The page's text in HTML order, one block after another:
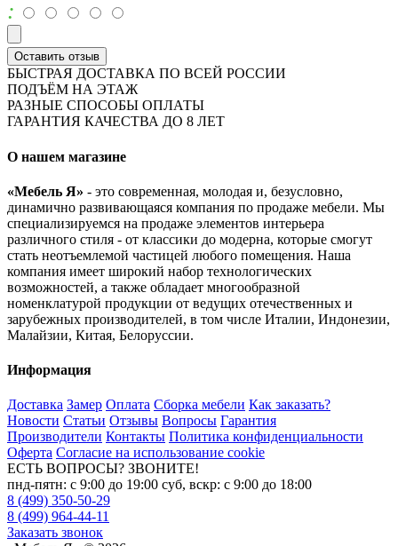
:
Оставить отзыв
БЫСТРАЯ ДОСТАВКА ПО ВСЕЙ РОССИИ
ПОДЪЁМ НА ЭТАЖ
РАЗНЫЕ СПОСОБЫ ОПЛАТЫ
ГАРАНТИЯ КАЧЕСТВА ДО 8 ЛЕТ
О нашем магазине
«Мебель Я» - это современная, молодая и, безусловно,
динамично развивающаяся компания по продаже мебели. Мы
специализируемся на продаже элементов интерьера
различного стиля - от классики до модерна, которые смогут
стать неотъемлемой частицей любого помещения. Наша
компания имеет широкий набор технологических
возможностей, а также обладает многообразной
номенклатурой продукции от ведущих отечественных и
зарубежных производителей, в том числе Италии, Индонезии,
Малайзии, Китая, Белоруссии.
Информация
Доставка Замер Оплата Сборка мебели Как заказать?
Новости Статьи Отзывы Вопросы Гарантия
Производители Контакты Политика конфиденциальности
Оферта Согласие на использование cookie
ЕСТЬ ВОПРОСЫ? ЗВОНИТЕ!
пнд-пятн: с 9:00 до 19:00 суб, вскр: с 9:00 до 18:00
8 (499) 350-50-29
8 (499) 964-44-11
Заказать звонок